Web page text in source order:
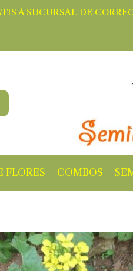
A SUCURSAL DE
FLORES COMBOS